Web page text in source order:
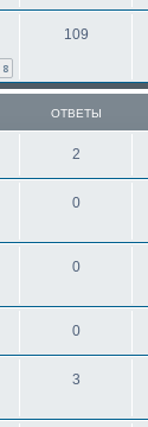
8
109
ОТВЕТЫ
2
0
0
0
3